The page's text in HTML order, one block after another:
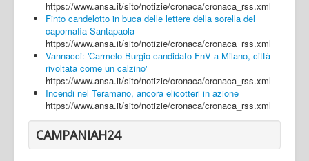
Login
https://www.ansa.it/sito/notizie/cronaca/cronaca_rss.xml
Finto candelotto in buca delle lettere della sorella del
capomafia Santapaola
https://www.ansa.it/sito/notizie/cronaca/cronaca_rss.xml
Vannacci: 'Carmelo Burgio candidato FnV a Milano, città
rivoltata come un calzino'
https://www.ansa.it/sito/notizie/cronaca/cronaca_rss.xml
Incendi nel Teramano, ancora elicotteri in azione
https://www.ansa.it/sito/notizie/cronaca/cronaca_rss.xml
CAMPANIAH24